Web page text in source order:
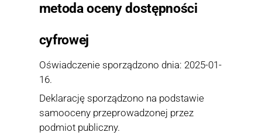
metoda oceny dostępności
cyfrowej
Oświadczenie sporządzono dnia: 2025-01-
16.
Deklarację sporządzono na podstawie
samooceny przeprowadzonej przez
podmiot publiczny.